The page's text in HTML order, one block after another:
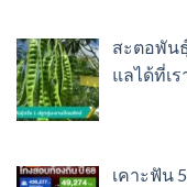
สะตอพัน
แลได้ที่เร
เคาะฟัน